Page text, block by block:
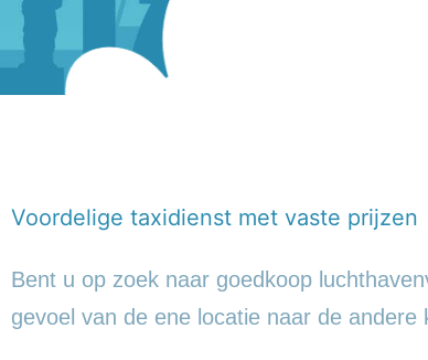
Voordelige taxidienst met vaste prijzen
Bent u op zoek naar goedkoop
gevoel van de ene locatie naar de andere